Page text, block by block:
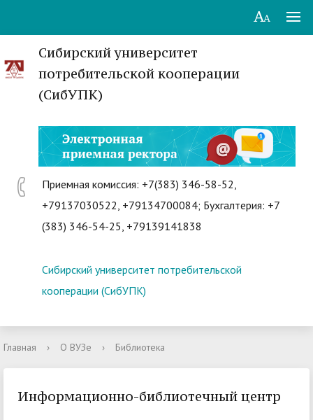
Сибирский университет
потребительской кооперации
(СибУПК)
Приемная комиссия: +7(383) 346-58-52,
+79137030522, +79134700084; Бухгалтерия: +7
(383) 346-54-25, +79139141838
Сибирский университет потребительской
кооперации (СибУПК)
Главная › О ВУЗе › Библиотека
Информационно-библиотечный центр